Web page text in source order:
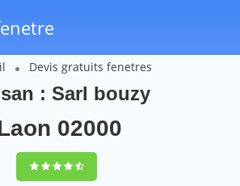
Devis gratuits fenetres
: Sarl bouzy
02000